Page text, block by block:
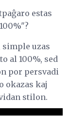
estas
simple uzas
al 100%, sed
por persvadi
okazas kaj
stilon.